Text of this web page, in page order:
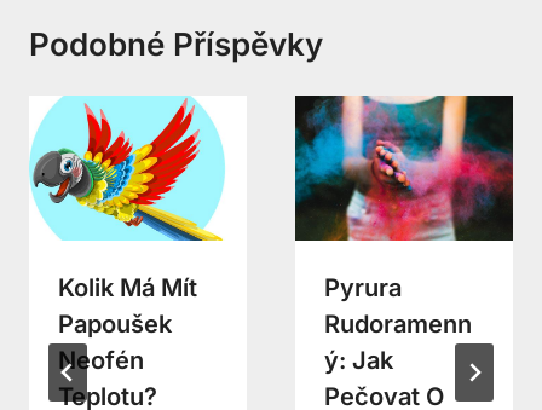
Podobné Příspěvky
Kolik Má Mít
Papoušek
Neofén
Teplotu?
Pyrura
Rudoramenn
Ý: Jak
Pečovat O